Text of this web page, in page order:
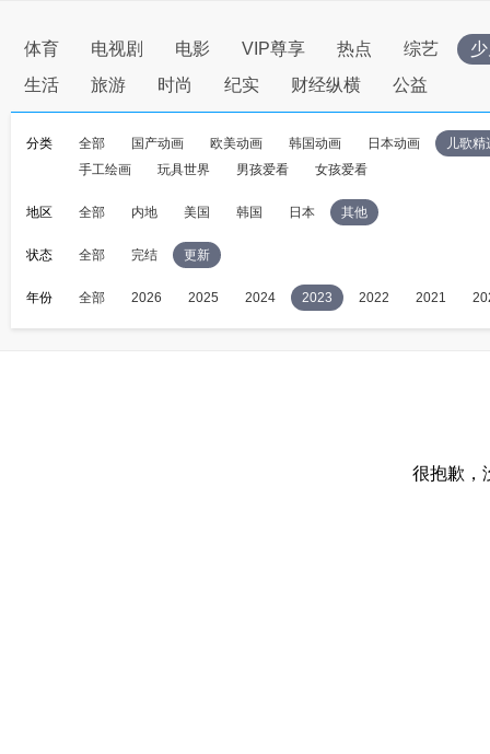
体育 电视剧 电影 VIP尊享 热点 综艺
生活
旅游 时尚 纪实 财经纵横 公益
分类 全部 国产动画 欧美动画 韩国动画 日本动画
儿歌精
手工绘画
玩具世界 男孩爱看 女孩爱看
地区 全部 内地 美国 韩国 日本 其他
状态 全部 完结 更新
年份 全部 2026 2025 2024 2023 2022 2021
很抱歉，